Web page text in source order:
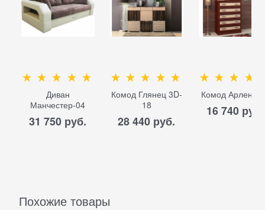
Диван
Манчестер-04
31 750 руб.
Комод Глянец 3D-
18
28 440 руб.
Комод Арлен
16 740 руб.
Похожие товары